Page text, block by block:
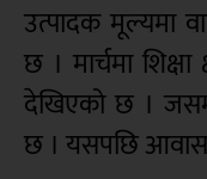
उत्पादक मूल्यमा
छ । मार्चमा शिक्षा
देखिएको छ ।
छ । यसपछि आवास